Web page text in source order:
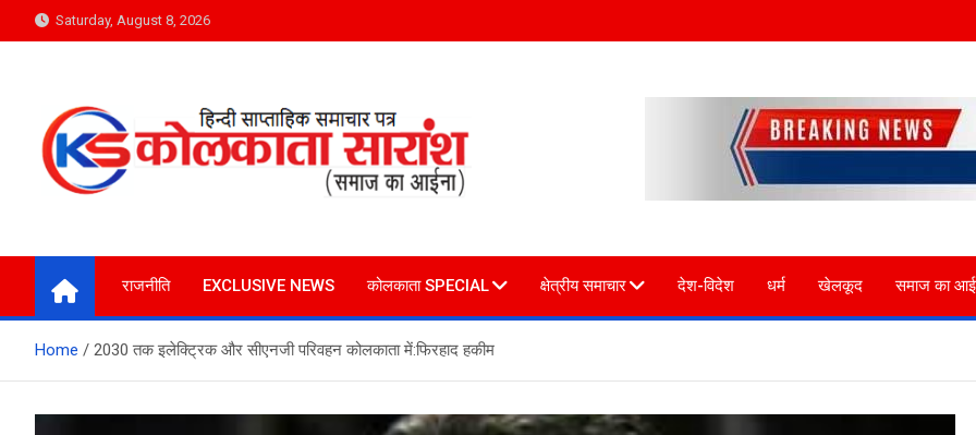
to
Saturday, August 8, 2026
Kolkata Saransh News
राजनीति EXCLUSIVE NEWS कोलकाता SPECIAL क्षेत्रीय समाचार देश-विदेश धर्म खेलकूद समाज का
Home 2030 तक इलेक्ट्रिक और सीएनजी परिवहन कोलकाता में:फिरहाद हकीम